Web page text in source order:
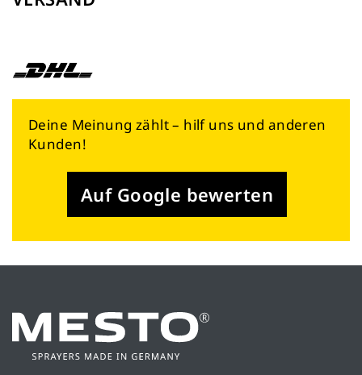
Deine Meinung zählt – hilf uns und anderen
Kunden!
Auf Google bewerten